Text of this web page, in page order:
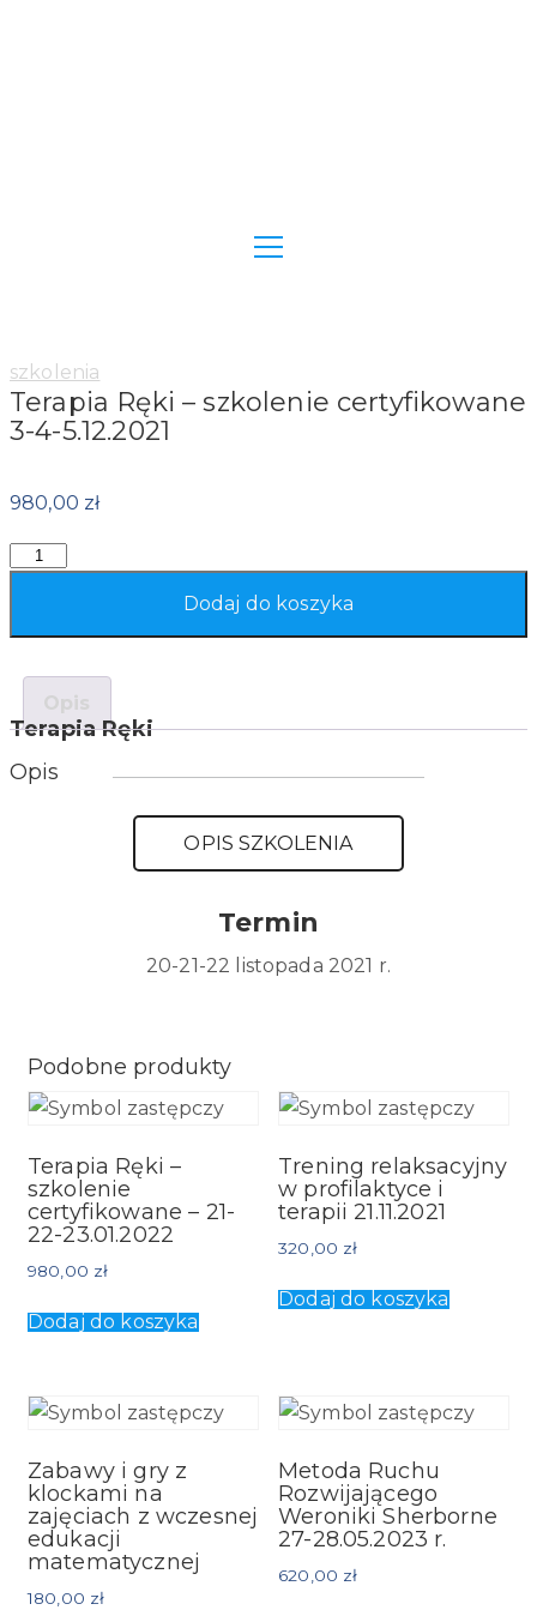
Category:
szkolenia
Terapia Ręki – szkolenie certyfikowane
3-4-5.12.2021
980,00 zł
Quantity
Dodaj do koszyka
Opis
Opis
Terapia Ręki
OPIS SZKOLENIA
Termin
20-21-22 listopada 2021 r.
Podobne produkty
Terapia Ręki –
szkolenie
certyfikowane – 21-
22-23.01.2022
980,00 zł
Dodaj do koszyka
Trening relaksacyjny
w profilaktyce i
terapii 21.11.2021
320,00 zł
Dodaj do koszyka
Zabawy i gry z
klockami na
zajęciach z wczesnej
edukacji
matematycznej
180,00 zł
Metoda Ruchu
Rozwijającego
Weroniki Sherborne
27-28.05.2023 r.
620,00 zł